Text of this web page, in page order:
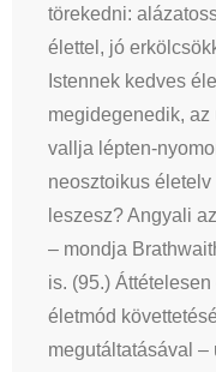
törekedni:
élettel, jó
Istennek kedves
megidegenedik,
vallja lépten-
neosztoikus életelv
leszesz? Angyali
– mondja
is. (95.)
életmód
megutáltatásával –